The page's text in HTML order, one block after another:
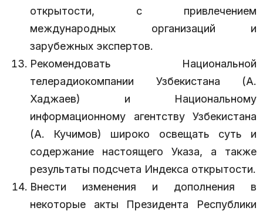
открытости, с привлечением
международных организаций и
зарубежных экспертов.
Рекомендовать Национальной
телерадиокомпании Узбекистана (А.
Хаджаев) и Национальному
информационному агентству Узбекистана
(А. Кучимов) широко освещать суть и
содержание настоящего Указа, а также
результаты подсчета Индекса открытости.
Внести изменения и дополнения в
некоторые акты Президента Республики